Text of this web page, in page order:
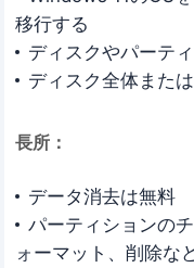
移行する
ディスクやパーテ
ディスク全体また
長所：
データ消去は無料
パーティションの
ォーマット、削除な